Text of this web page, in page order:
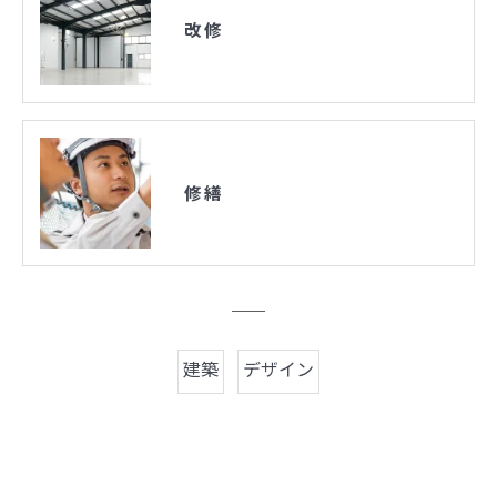
改修
修繕
建築 デザイン